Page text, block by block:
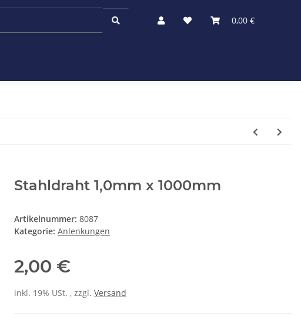
0,00 €
Stahldraht 1,0mm x 1000mm
Artikelnummer: 8087
Kategorie: Anlenkungen
2,00 €
inkl. 19% USt. , zzgl. Versand